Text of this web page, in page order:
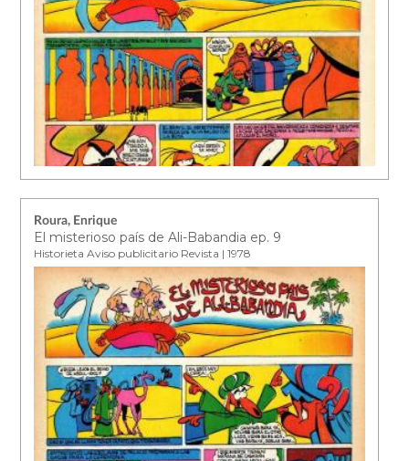
Roura, Enrique
El misterioso país de Ali-Babandia ep. 9
Historieta Aviso publicitario Revista | 1978